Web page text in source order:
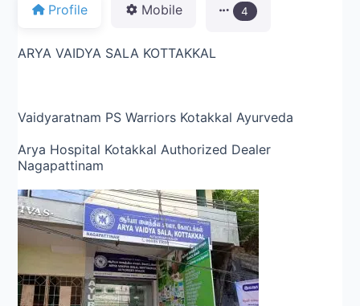
Profile Mobile 4
ARYA VAIDYA SALA KOTTAKKAL
Vaidyaratnam PS Warriors Kotakkal Ayurveda
Arya Hospital Kotakkal Authorized Dealer
Nagapattinam